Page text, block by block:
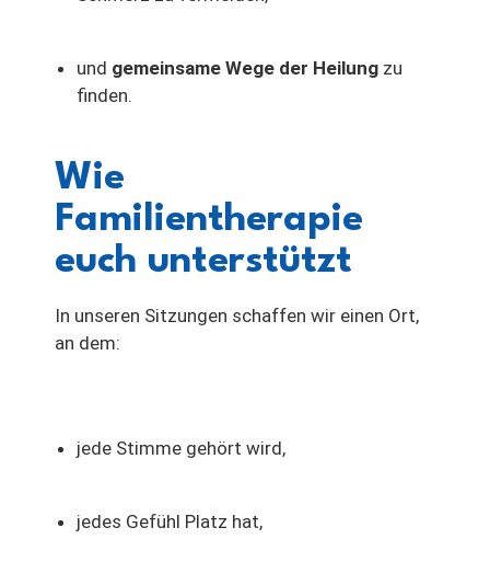
und gemeinsame Wege der Heilung zu
finden.
Wie
Familientherapie
euch unterstützt
In unseren Sitzungen schaffen wir einen Ort,
an dem:
jede Stimme gehört wird,
jedes Gefühl Platz hat,